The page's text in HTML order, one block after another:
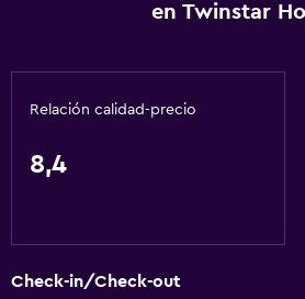
General
Habitaciones familiares
Piso de mosaico/mármol
en Twinstar
Relación calidad-precio
8,4
Check-in/Check-out